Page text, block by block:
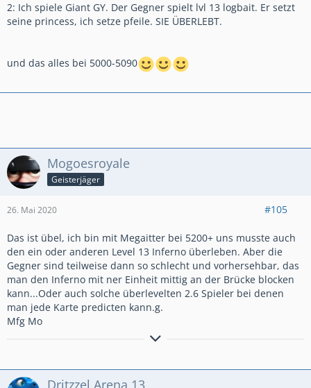
2: Ich spiele Giant GY. Der Gegner spielt lvl 13 logbait. Er setzt
seine princess, ich setze pfeile. SIE ÜBERLEBT.
und das alles bei 5000-5090
Mogoesroyale
Geisterjäger
26. Mai 2020 #105
Das ist übel, ich bin mit Megaitter bei 5200+ uns musste auch
den ein oder anderen Level 13 Inferno überleben. Aber die
Gegner sind teilweise dann so schlecht und vorhersehbar, das
man den Inferno mit ner Einheit mittig an der Brücke blocken
kann...Oder auch solche überlevelten 2.6 Spieler bei denen
man jede Karte predicten kann.g.
Mfg Mo
Aktiver Clasher aus Hamburg.
PB: Ultimate Champion 1650
Dritzzel Arena 13